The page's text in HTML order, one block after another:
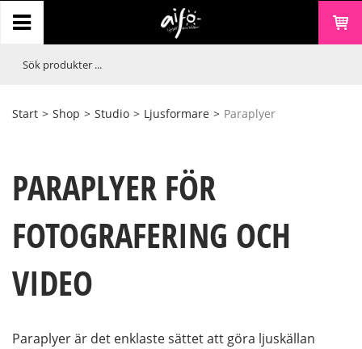
Start > Shop > Studio > Ljusformare > Paraplyer
PARAPLYER FÖR
FOTOGRAFERING OCH
VIDEO
Paraplyer är det enklaste sättet att göra ljuskällan